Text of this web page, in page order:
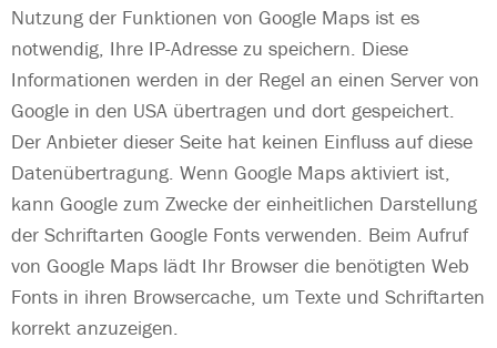
Nutzung der Funktionen von Google Maps ist es
notwendig, Ihre IP-Adresse zu speichern. Diese
Informationen werden in der Regel an einen Server von
Google in den USA übertragen und dort gespeichert.
Der Anbieter dieser Seite hat keinen Einfluss auf diese
Datenübertragung. Wenn Google Maps aktiviert ist,
kann Google zum Zwecke der einheitlichen Darstellung
der Schriftarten Google Fonts verwenden. Beim Aufruf
von Google Maps lädt Ihr Browser die benötigten Web
Fonts in ihren Browsercache, um Texte und Schriftarten
korrekt anzuzeigen.